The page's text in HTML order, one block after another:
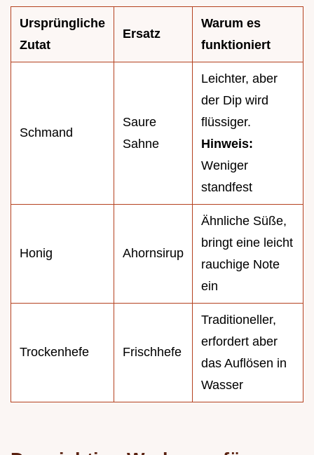
Ursprüngliche
Zutat
Ersatz
Warum es
funktioniert
Schmand
Saure
Sahne
Leichter, aber
der Dip wird
flüssiger.
Hinweis:
Weniger
standfest
Honig Ahornsirup
Ähnliche Süße,
bringt eine leicht
rauchige Note
ein
Trockenhefe Frischhefe
Traditioneller,
erfordert aber
das Auflösen in
Wasser